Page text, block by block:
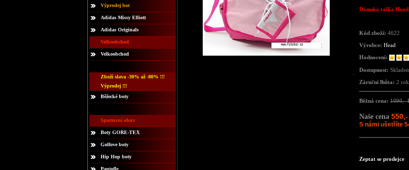
Výprodej bot
Adidas Missy Elliott
Adidas Originals
Velkoobchod
Velkoobchod
Zboží slava -30% až -80% !!!
Výprodej !!!
Běžecké boty
Sportovní obuv
Boty GORE-TEX
Golfove boty
Hip Hop boty
Pantofle
Dámská taška
Kód zboží: 4622
Výrobce: Head
Hodnocení:
Dostupnost:
Záruční lhůta: 2
Běžná cena: 1090,-
Naše cena
S námi ušetříte
Zeptat se prodejce